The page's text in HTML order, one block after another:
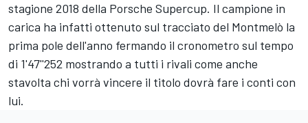
stagione 2018 della Porsche Supercup. Il campione in
carica ha infatti ottenuto sul tracciato del Montmelò la
prima pole dell'anno fermando il cronometro sul tempo
di 1'47''252 mostrando a tutti i rivali come anche
stavolta chi vorrà vincere il titolo dovrà fare i conti con
lui.